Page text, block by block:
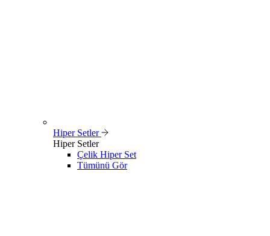
Hiper Setler
Hiper Setler
Çelik Hiper Set
Tümünü Gör